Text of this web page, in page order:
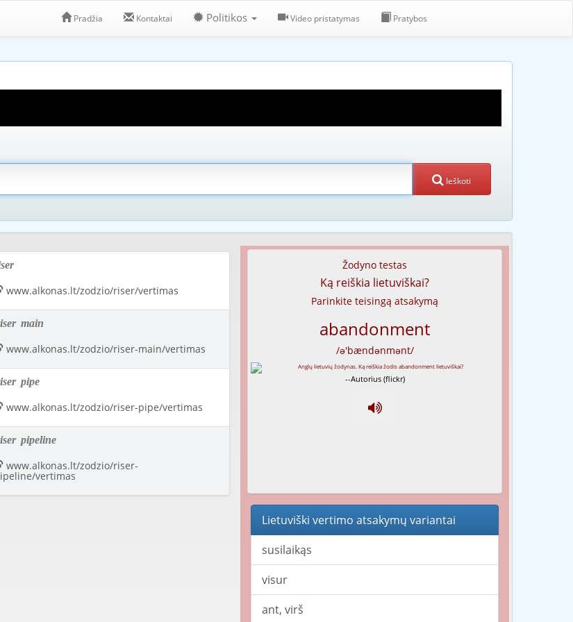
Pradžia Kontaktai Politikos Video pristatymas Pratybos
Ieškoti
www.alkonas.lt/zodzio/riser/vertimas
main
www.alkonas.lt/zodzio/riser-main/vertimas
pipe
www.alkonas.lt/zodzio/riser-pipe/vertimas
pipeline
www.alkonas.lt/zodzio/riser-
vertimas
Žodyno testas
Ką reiškia lietuviškai?
Parinkite teisingą atsakymą
abandonment
/ə'bændənmənt/
--Autorius (flickr)
Lietuviški vertimo atsakymų variantai
susilaikąs
visur
ant, virš